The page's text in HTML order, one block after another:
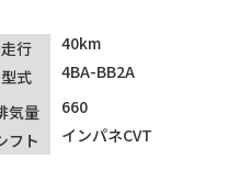
走行
40km
型式
4BA-BB2A
気量
660
フト
インパネCVT